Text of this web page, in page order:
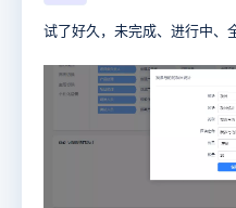
试了好久，未完成、进行中、